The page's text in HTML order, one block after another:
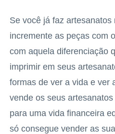
Se você já faz artesanatos
incremente as peças com
com aquela diferenciação
imprimir em seus
formas de ver a vida e ver
vende os seus
para uma vida financeira
só consegue vender as